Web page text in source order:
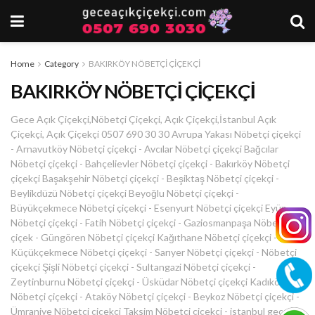
Home Category BAKIRKÖY NÖBETÇİ ÇİÇEKÇİ
BAKIRKÖY NÖBETÇİ ÇİÇEKÇİ
Gece Açık Çiçekçi,Nöbetçi Çiçekçi, Açık Çiçekçi,İstanbul Açık
Çiçekçi, Açık Çiçekçi 0507 690 30 30 Avrupa Yakası Nöbetçi çiçekçi
- Arnavutköy Nöbetçi çiçekçi - Avcılar Nöbetçi çiçekçi Bağcılar
Nöbetçi çiçekçi - Bahçelievler Nöbetçi çiçekçi - Bakırköy Nöbetçi
çiçekçi Başakşehir Nöbetçi çiçekçi - Beşiktaş Nöbetçi çiçekçi -
Beylikdüzü Nöbetçi çiçekçi Beyoğlu Nöbetçi çiçekçi -
Büyükçekmece Nöbetçi çiçekçi - Esenyurt Nöbetçi çiçekçi Eyüp
Nöbetçi çiçekçi - Fatih Nöbetçi çiçekçi - Gaziosmanpaşa Nöbetçi
çiçek - Güngören Nöbetçi çiçekçi Kağıthane Nöbetçi çiçekçi -
Küçükçekmece Nöbetçi çiçekçi - Sarıyer Nöbetçi çiçekçi - Nöbetçi
çiçekçi Şişli Nöbetçi çiçekçi - Sultangazi Nöbetçi çiçekçi -
Zeytinburnu Nöbetçi çiçekçi - Üsküdar Nöbetçi çiçekçi Kadıköy
Nöbetçi çiçekçi - Ataköy Nöbetçi çiçekçi - Beykoz Nöbetçi çiçekçi -
Ümraniye Nöbetçi çiçekçi Taksim Nöbetçi çiçekçi - istanbul gece